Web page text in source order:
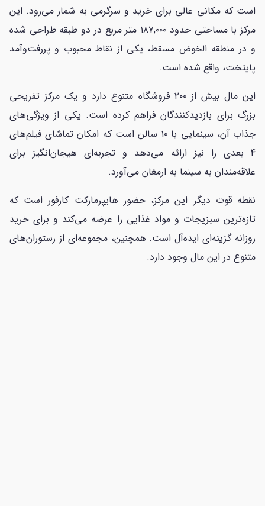
است که مکانی عالی برای خرید و سرگرمی به شمار می‌رود. این
مرکز با مساحتی حدود ۱۸۷,۰۰۰ متر مربع در دو طبقه طراحی شده
و در منطقه الخوض مسقط، یکی از نقاط محبوب و پررفت‌وآمد
پایتخت، واقع شده است.
این مال بیش از ۲۰۰ فروشگاه متنوع دارد و یک مرکز تفریحی
بزرگ برای بازدیدکنندگان فراهم کرده است. یکی از ویژگی‌های
جذاب آن، سینمایی با ۱۰ سالن است که امکان تماشای فیلم‌های
4 بعدی را نیز ارائه می‌دهد و تجربه‌ای هیجان‌انگیز برای
علاقه‌مندان به سینما به ارمغان می‌آورد.
نقطه قوت دیگر این مرکز، حضور هایپرمارکت کارفور است که
تازه‌ترین سبزیجات و مواد غذایی را عرضه می‌کند و برای خرید
روزانه گزینه‌ای ایده‌آل است. همچنین، مجموعه‌ای از رستوران‌های
متنوع در این مال وجود دارد.